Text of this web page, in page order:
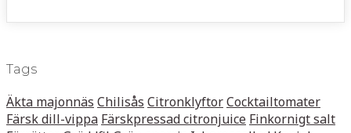
Tags
Äkta majonnäs Chilisås CitronklyftorCocktailtomater
Färsk dill-vippa Färskpressad citronjuice Finkornigt salt